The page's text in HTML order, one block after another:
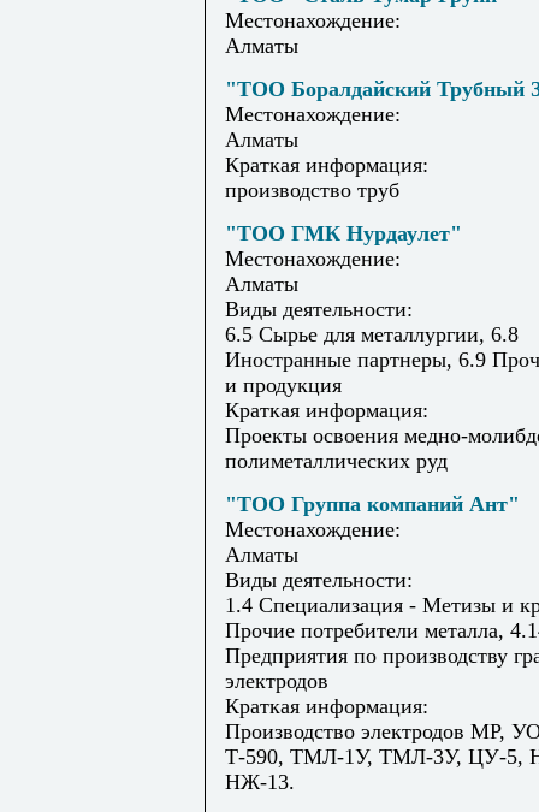
Местонахождение:
Алматы
"ТОО Боралдайский Трубный
Местонахождение:
Алматы
Краткая информация:
производство труб
"ТОО ГМК Нурдаулет"
Местонахождение:
Алматы
Виды деятельности:
6.5 Сырье для металлургии, 6.8
Иностранные партнеры, 6.9
и продукция
Краткая информация:
Проекты освоения медно-
полиметаллических руд
"ТОО Группа компаний Ант"
Местонахождение:
Алматы
Виды деятельности:
1.4 Специализация - Метизы и
Прочие потребители металла,
Предприятия по производству
электродов
Краткая информация:
Производство электродов МР,
Т-590, ТМЛ-1У, ТМЛ-3У, ЦУ-5,
НЖ-13.